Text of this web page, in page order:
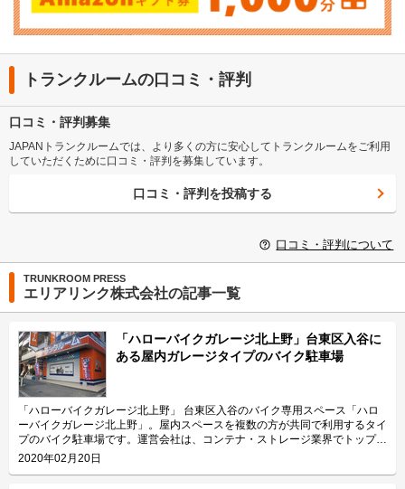
トランクルームの口コミ・評判
口コミ・評判募集
JAPANトランクルームでは、より多くの方に安心してトランクルームをご利用
していただくために口コミ・評判を募集しています。
口コミ・評判を投稿する
口コミ・評判について
TRUNKROOM PRESS
エリアリンク株式会社の記事一覧
「ハローバイクガレージ北上野」台東区入谷に
ある屋内ガレージタイプのバイク駐車場
「ハローバイクガレージ北上野」 台東区入谷のバイク専用スペース「ハロ
ーバイクガレージ北上野」。屋内スペースを複数の方が共同で利用するタイ
プのバイク駐車場です。運営会社は、コンテナ・ストレージ業界でトップレ
ベルのシェアを誇り、東証マザーズにも上場しているエリアリンク株式会
社。 今回は、エリアリンク株式会社が運営している「ハローバイクガレー
2020年02月20日